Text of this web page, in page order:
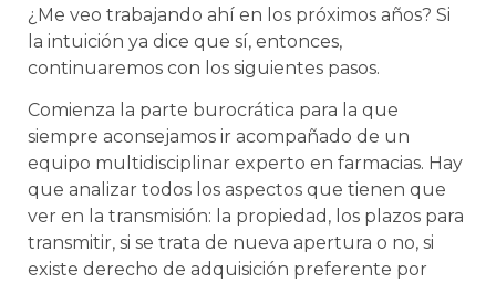
¿Me veo trabajando ahí en los próximos años? Si
la intuición ya dice que sí, entonces,
continuaremos con los siguientes pasos.
Comienza la parte burocrática para la que
siempre aconsejamos ir acompañado de un
equipo multidisciplinar experto en farmacias. Hay
que analizar todos los aspectos que tienen que
ver en la transmisión: la propiedad, los plazos para
transmitir, si se trata de nueva apertura o no, si
existe derecho de adquisición preferente por